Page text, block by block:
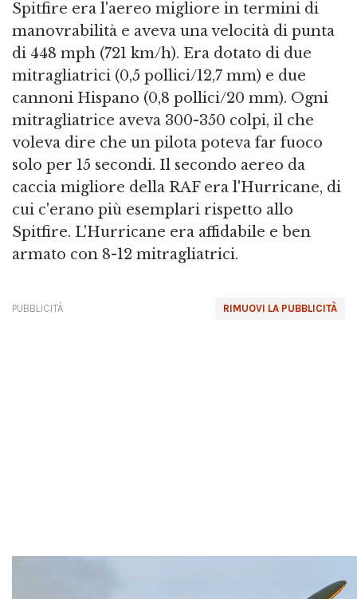
Spitfire era l'aereo migliore in termini di
manovrabilità e aveva una velocità di punta
di 448 mph (721 km/h). Era dotato di due
mitragliatrici (0,5 pollici/12,7 mm) e due
cannoni Hispano (0,8 pollici/20 mm). Ogni
mitragliatrice aveva 300-350 colpi, il che
voleva dire che un pilota poteva far fuoco
solo per 15 secondi. Il secondo aereo da
caccia migliore della RAF era l'Hurricane, di
cui c'erano più esemplari rispetto allo
Spitfire. L'Hurricane era affidabile e ben
armato con 8-12 mitragliatrici.
RIMUOVI LA PUBBLICITÀ
PUBBLICITÀ